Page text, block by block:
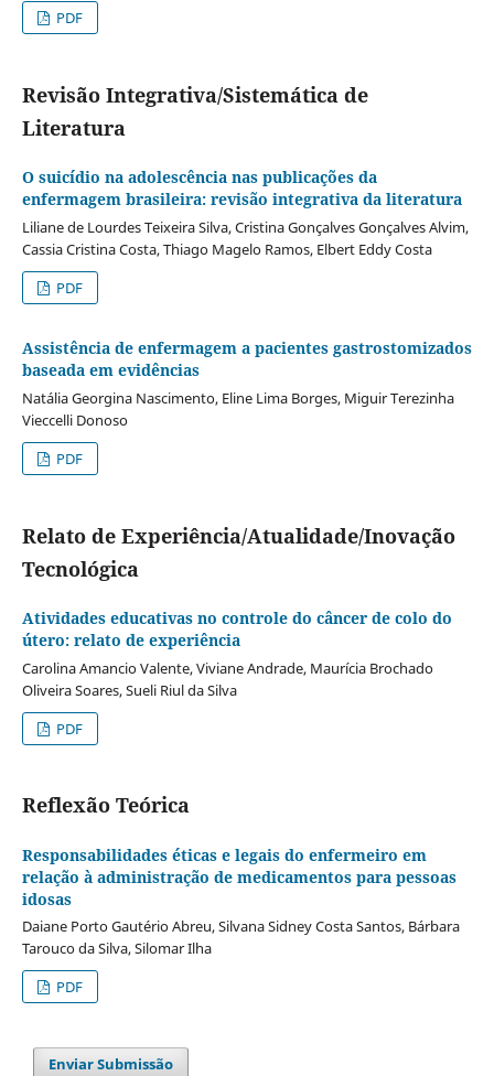
PDF
Revisão Integrativa/Sistemática de
Literatura
O suicídio na adolescência nas publicações da
enfermagem brasileira: revisão integrativa da literatura
Liliane de Lourdes Teixeira Silva, Cristina Gonçalves Gonçalves Alvim,
Cassia Cristina Costa, Thiago Magelo Ramos, Elbert Eddy Costa
PDF
Assistência de enfermagem a pacientes gastrostomizados
baseada em evidências
Natália Georgina Nascimento, Eline Lima Borges, Miguir Terezinha
Vieccelli Donoso
PDF
Relato de Experiência/Atualidade/Inovação
Tecnológica
Atividades educativas no controle do câncer de colo do
útero: relato de experiência
Carolina Amancio Valente, Viviane Andrade, Maurícia Brochado
Oliveira Soares, Sueli Riul da Silva
PDF
Reflexão Teórica
Responsabilidades éticas e legais do enfermeiro em
relação à administração de medicamentos para pessoas
idosas
Daiane Porto Gautério Abreu, Silvana Sidney Costa Santos, Bárbara
Tarouco da Silva, Silomar Ilha
PDF
Enviar Submissão